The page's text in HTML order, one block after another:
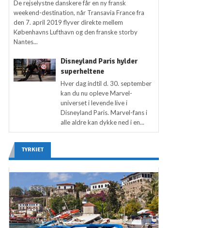
De rejselystne danskere får en ny fransk
weekend-destination, når Transavia France fra
den 7. april 2019 flyver direkte mellem
Københavns Lufthavn og den franske storby
Nantes...
Disneyland Paris hylder
superheltene
Hver dag indtil d. 30. september
kan du nu opleve Marvel-
universet i levende live i
Disneyland Paris. Marvel-fans i
alle aldre kan dykke ned i en...
TYRKIET